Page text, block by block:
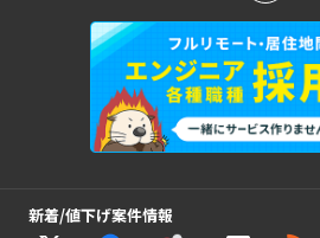
新着/値下げ案件情報